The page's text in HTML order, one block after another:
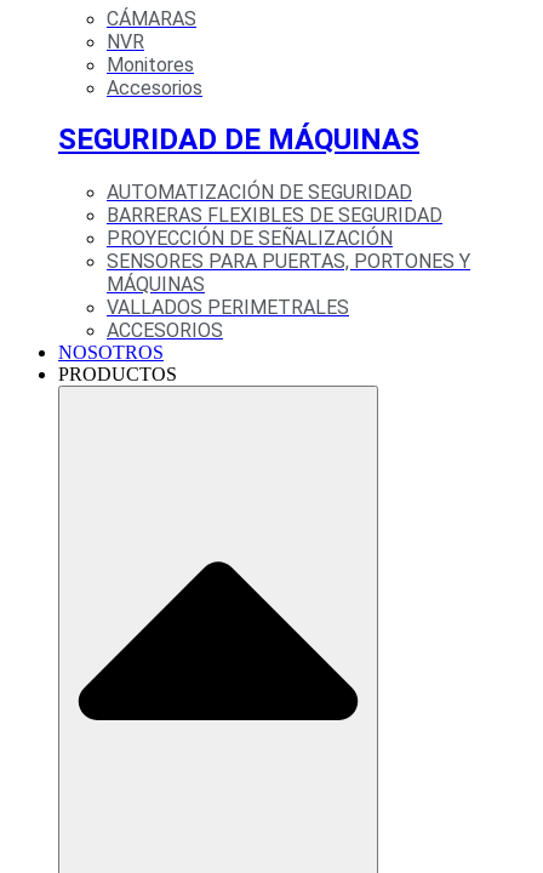
CÁMARAS
NVR
Monitores
Accesorios
SEGURIDAD DE MÁQUINAS
AUTOMATIZACIÓN DE SEGURIDAD
BARRERAS FLEXIBLES DE SEGURIDAD
PROYECCIÓN DE SEÑALIZACIÓN
SENSORES PARA PUERTAS, PORTONES Y
MÁQUINAS
VALLADOS PERIMETRALES
ACCESORIOS
NOSOTROS
PRODUCTOS